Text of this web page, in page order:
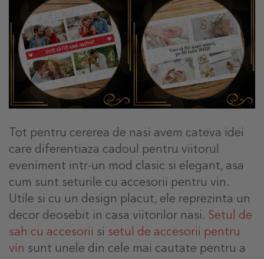
Tot pentru cererea de nasi avem cateva idei
care diferentiaza cadoul pentru viitorul
eveniment intr-un mod clasic si elegant, asa
cum sunt seturile cu accesorii pentru vin.
Utile si cu un design placut, ele reprezinta un
decor deosebit in casa viitorilor nasi. Setul de
sah cu accesorii si setul de accesorii pentru
vin sunt unele din cele mai cautate pentru a